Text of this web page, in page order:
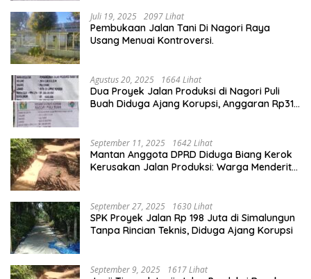
Juli 19, 2025 2097 Lihat
Pembukaan Jalan Tani Di Nagori Raya
Usang Menuai Kontroversi.
Agustus 20, 2025 1664 Lihat
Dua Proyek Jalan Produksi di Nagori Puli
Buah Diduga Ajang Korupsi, Anggaran Rp314
September 11, 2025 1642 Lihat
Mantan Anggota DPRD Diduga Biang Kerok
Kerusakan Jalan Produksi: Warga Menderita,
September 27, 2025 1630 Lihat
SPK Proyek Jalan Rp 198 Juta di Simalungun
Tanpa Rincian Teknis, Diduga Ajang Korupsi
September 9, 2025 1617 Lihat